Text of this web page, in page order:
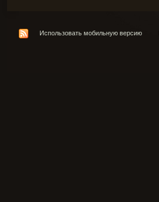
Использовать мобильную версию